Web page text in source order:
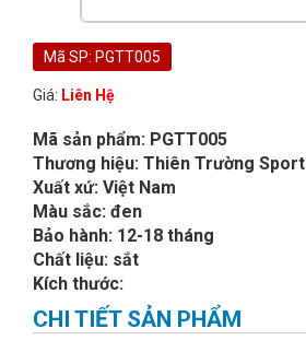
Mã SP: PGTT005
Giá: Liên Hệ
Mã sản phẩm: PGTT005
Thương hiệu: Thiên Trường Sport
Xuất xứ: Việt Nam
Màu sắc: đen
Bảo hành: 12-18 tháng
Chất liệu: sắt
Kích thước:
CHI TIẾT SẢN PHẨM